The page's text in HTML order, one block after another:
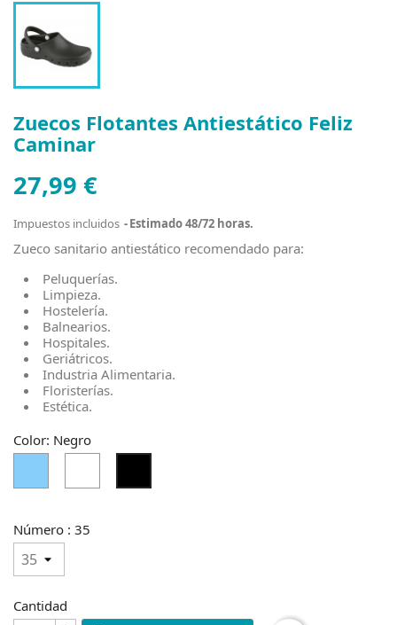
Zuecos Flotantes Antiestático Feliz
Caminar
27,99 €
Impuestos incluidos Estimado 48/72 horas.
Zueco sanitario antiestático recomendado para:
Peluquerías.
Limpieza.
Hostelería.
Balnearios.
Hospitales.
Geriátricos.
Industria Alimentaria.
Floristerías.
Estética.
Color: Negro
Claro
Blanco
Número : 35
Cantidad